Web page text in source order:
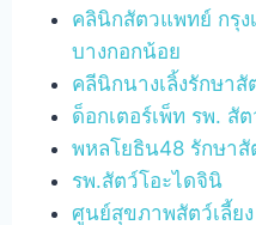
คลินิกสัตวแพทย์ กรุ
บางกอกน้อย
คลีนิกนางเลิ้งรักษาสั
ด็อกเตอร์เพ็ท รพ. สัต
พหลโยธิน48 รักษาสั
รพ.สัตว์โอะไดจินิ
ศูนย์สุขภาพสัตว์เลี้ยง